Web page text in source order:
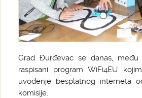
Grad Đurđevac se danas,
raspisani program WiFi4EU
uvođenje besplatnog interneta
komisije.